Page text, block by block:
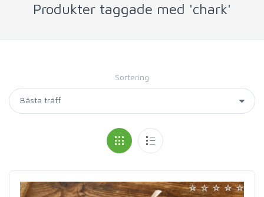
Produkter taggade med 'chark'
Sortering